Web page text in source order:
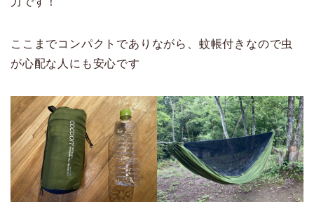
ここまでコンパクトでありながら、蚊帳付きなので虫
が心配な人にも安心です